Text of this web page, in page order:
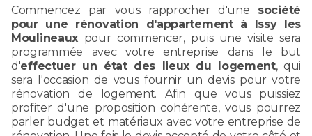
Commencez par vous rapprocher d'une société
pour une rénovation d'appartement à Issy les
Moulineaux pour commencer, puis une visite sera
programmée avec votre entreprise dans le but
d'effectuer un état des lieux du logement, qui
sera l'occasion de vous fournir un devis pour votre
rénovation de logement. Afin que vous puissiez
profiter d'une proposition cohérente, vous pourrez
parler budget et matériaux avec votre entreprise de